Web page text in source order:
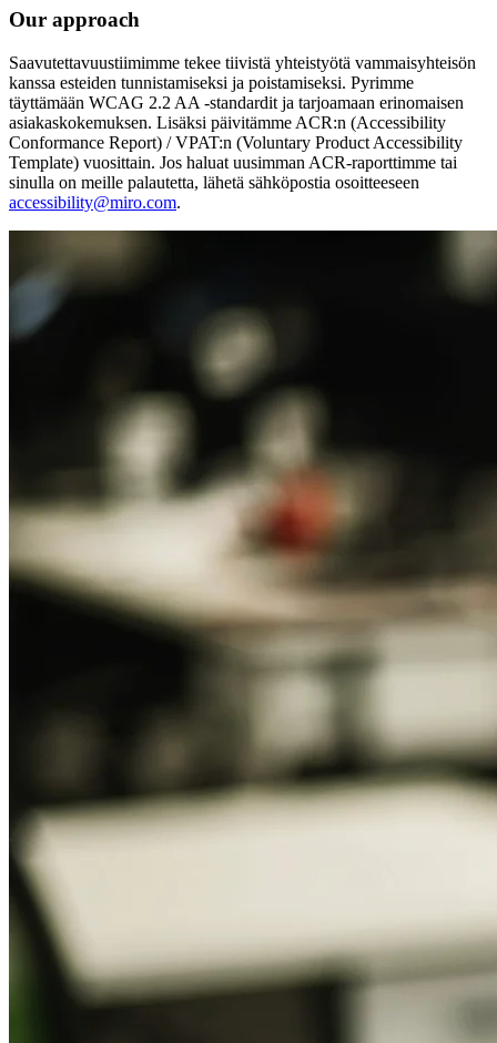
Our approach
Saavutettavuustiimimme tekee tiivistä yhteistyötä vammaisyhteisön
kanssa esteiden tunnistamiseksi ja poistamiseksi. Pyrimme
täyttämään WCAG 2.2 AA -standardit ja tarjoamaan erinomaisen
asiakaskokemuksen. Lisäksi päivitämme ACR:n (Accessibility
Conformance Report) / VPAT:n (Voluntary Product Accessibility
Template) vuosittain. Jos haluat uusimman ACR-raporttimme tai
sinulla on meille palautetta, lähetä sähköpostia osoitteeseen
accessibility@miro.com.